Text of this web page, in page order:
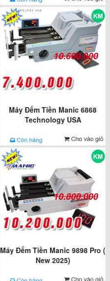
10.600.000
Máy Đếm Tiền Manic 6868
Technology USA
10.800.000
Máy Đếm Tiền Manic 9898 Pro (
New 2025)